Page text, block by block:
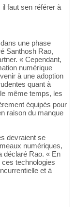
faut sen référer à
une phase
Santhosh Rao,
« Cependant,
numérique
à une adoption
quant à
même temps, les
équipés pour
raison du manque
devraient se
numériques,
déclaré Rao. « En
technologies
et à